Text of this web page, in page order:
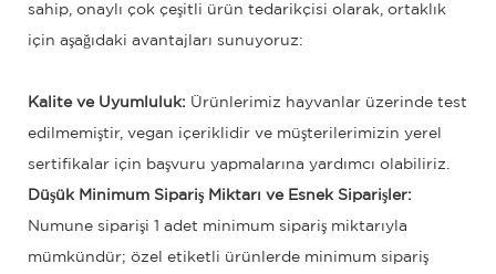
sahip, onaylı çok çeşitli ürün tedarikçisi olarak, ortaklık
için aşağıdaki avantajları sunuyoruz:
Kalite ve Uyumluluk: Ürünlerimiz hayvanlar üzerinde test
edilmemiştir, vegan içeriklidir ve müşterilerimizin yerel
sertifikalar için başvuru yapmalarına yardımcı olabiliriz.
Düşük Minimum Sipariş Miktarı ve Esnek Siparişler:
Numune siparişi 1 adet minimum sipariş miktarıyla
mümkündür; özel etiketli ürünlerde minimum sipariş